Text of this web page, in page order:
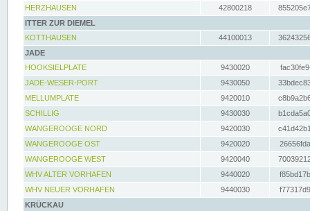
HERZHAUSEN
42800218
ITTER ZUR DIEMEL
KOTTHAUSEN
44100013
JADE
HOOKSIELPLATE
9430020
JADE-WESER-PORT
9430050
MELLUMPLATE
9420010
SCHILLIG
9430030
WANGEROOGE NORD
9420030
WANGEROOGE OST
9420020
WANGEROOGE WEST
9420040
WHV ALTER VORHAFEN
9440020
WHV NEUER VORHAFEN
9440030
KRÜCKAU